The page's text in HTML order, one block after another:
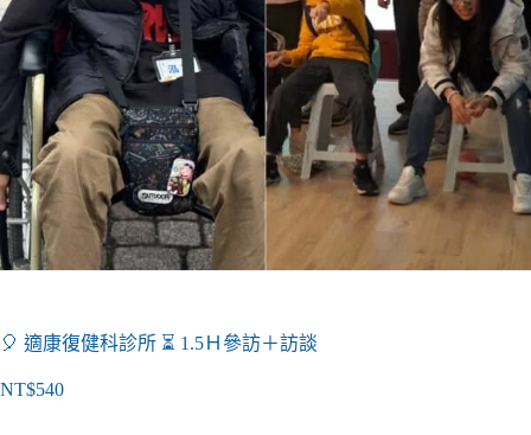
🎈 適康復健科診所 ⏳ 1.5Ｈ參訪＋訪談
NT$540